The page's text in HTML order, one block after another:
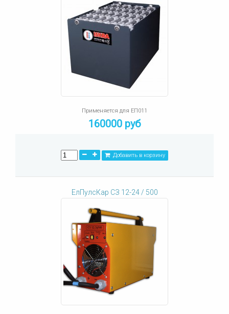
Применяется для ЕП011
160000 руб
Добавить в корзину
ЕлПулсКар СЗ 12-24 / 500